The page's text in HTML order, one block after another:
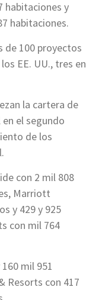
habitaciones y
habitaciones.
de 100 proyectos
EE. UU., tres en
la cartera de
el segundo
de los
con 2 mil 808
Marriott
y 429 y 925
con mil 764
mil 951
Resorts con 417